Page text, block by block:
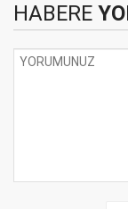
HABERE